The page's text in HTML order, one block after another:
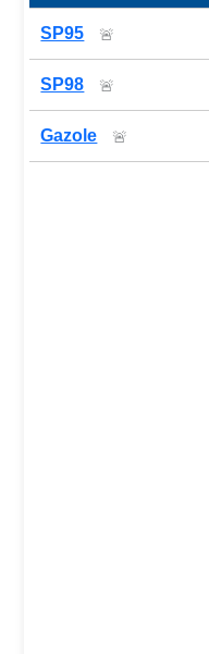
SP95 🚨
SP98 🚨
Gazole 🚨